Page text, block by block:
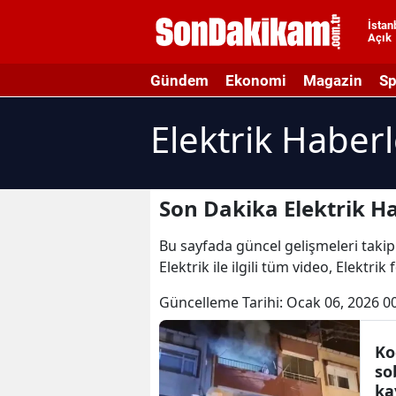
Açık
Gündem Ekonomi Magazin
Elektrik
Son Dakika Elektrik
Bu sayfada güncel gelişmeleri
Elektrik ile ilgili tüm video, Elektrik
Güncelleme Tarihi: Ocak 06, 2026